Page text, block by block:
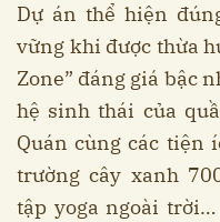
Dự án thể hiện
vững khi được thừa
Zone” đáng giá bậc
hệ sinh thái của
Quán cùng các tiện
trường cây xanh
tập yoga ngoài